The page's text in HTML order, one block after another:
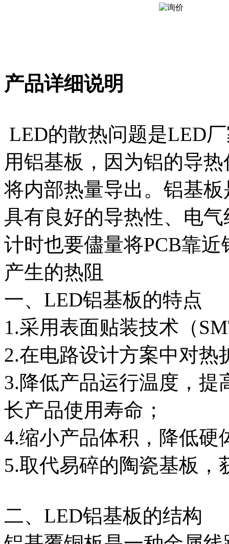
产品详细说明
LED的散热问题是LED
用铝基板，因为铝的导
将内部热量导出。铝基
具有良好的导热性、电
计时也要儘量将PCB靠
产生的热阻
一、 LED铝基板的特点
1.采用表面贴装技术（
2.在电路设计方案中对热
3.降低产品运行温度，
长产品使用寿命；
4.缩小产品体积，降低硬
5.取代易碎的陶瓷基板
二、LED铝基板的结构